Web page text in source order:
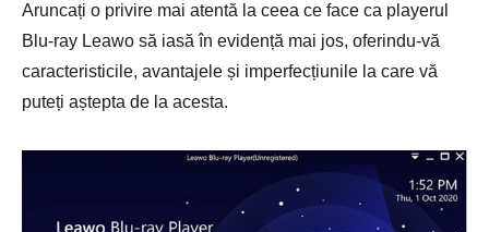
Aruncați o privire mai atentă la ceea ce face ca playerul
Blu-ray Leawo să iasă în evidență mai jos, oferindu-vă
caracteristicile, avantajele și imperfecțiunile la care vă
puteți aștepta de la acesta.